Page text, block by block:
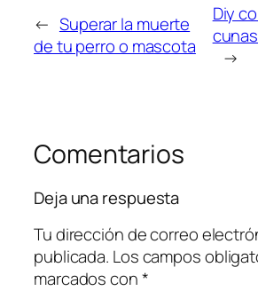
← Superar la muerte
de tu perro o mascota
Diy
→
Comentarios
Deja una respuesta
Tu dirección de correo
publicada. Los campos
marcados con*